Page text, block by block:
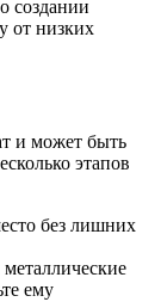
создании
от низких
и может быть
этапов
без лишних
ему